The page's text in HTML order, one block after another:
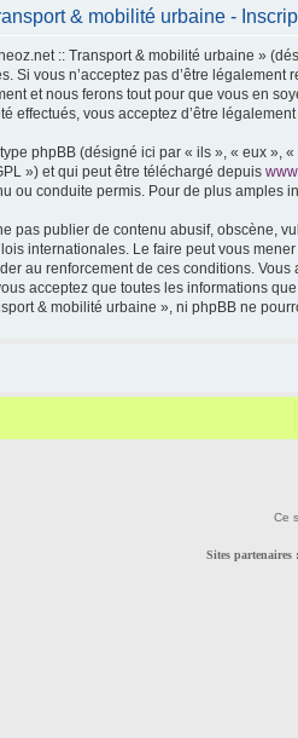
& mobilité urbaine -
:: Transport & mobilité urbaine »
Si vous n’acceptez pas d’être
et nous ferons tout pour que vous en
effectués, vous acceptez d’être
phpBB (désigné ici par « ils », « eux »,
») et qui peut être téléchargé depuis
ou conduite permis. Pour de plus amples
pas publier de contenu abusif, obscène,
internationales. Le faire peut vous
au renforcement de ces conditions.
acceptez que toutes les informations
& mobilité urbaine », ni phpBB ne
Ce
Sites partenaires :